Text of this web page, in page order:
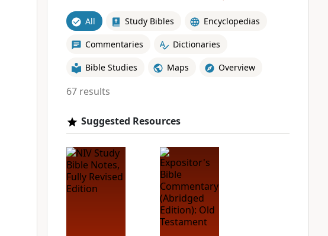
All Study Bibles Encyclopedias
Commentaries Dictionaries
Bible Studies Maps Overview
67 results
Suggested Resources